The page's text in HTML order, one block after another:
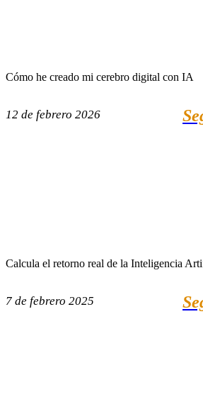
Cómo he creado mi cerebro digital con IA
12 de febrero 2026
Calcula el retorno real de la Inteligencia
7 de febrero 2025